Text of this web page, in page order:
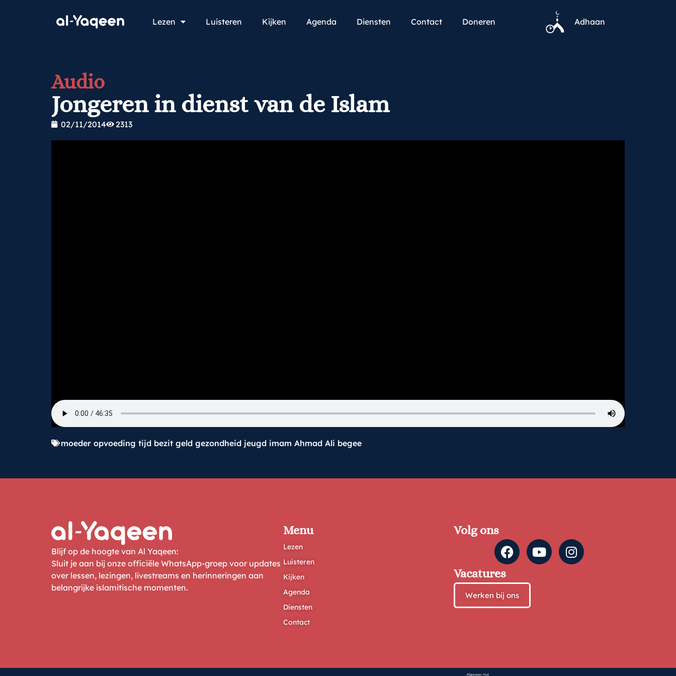
Lezen Luisteren Kijken Agenda Diensten Contact Doneren Adhaan
Audio
Jongeren in dienst van de Islam
02/11/2014 2313
moeder opvoeding tijd bezit geld gezondheid jeugd imam Ahmad Ali begee
Blijf op de hoogte van Al Yaqeen:
Sluit je aan bij onze officiële WhatsApp-groep voor updates
over lessen, lezingen, livestreams en herinneringen aan
belangrijke islamitische momenten.
Menu
Lezen
Luisteren
Kijken
Agenda
Diensten
Contact
Volg ons
Vacatures
Werken bij ons